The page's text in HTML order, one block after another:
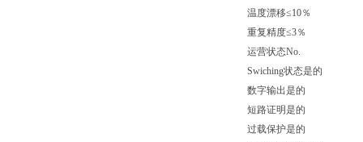
温度漂移≤10％
重复精度≤3％
运营状态No.
Swiching状态是的
数字输出是的
短路证明是的
过载保护是的